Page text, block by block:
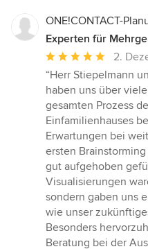
ONE!CONTACT-
Experten für
Durchschnittliche
Bewertung:
5
von
5
Sternen
2.
“Herr Stiepelmann
haben uns über
gesamten Prozess
Einfamilienhauses
Erwartungen bei
ersten
gut aufgehoben
Visualisierungen
sondern gaben uns
wie unser
Besonders
Beratung bei der